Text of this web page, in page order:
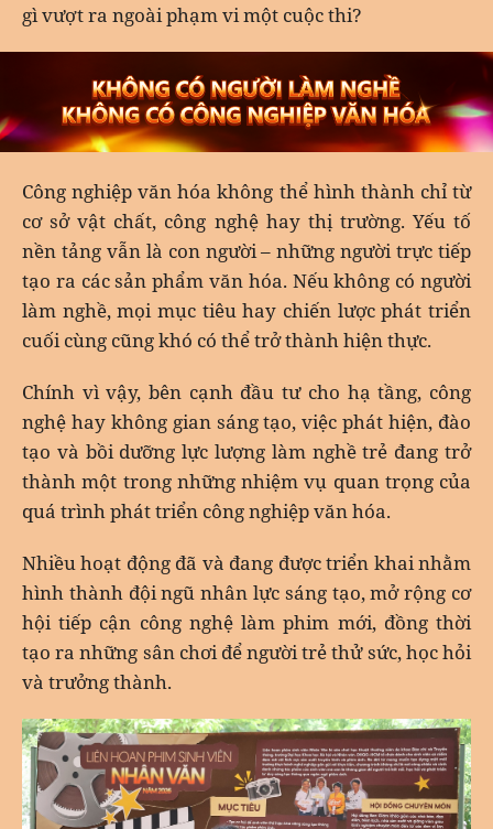
gì vượt ra ngoài phạm vi một cuộc thi?
Công nghiệp văn hóa không thể hình thành chỉ từ
cơ sở vật chất, công nghệ hay thị trường. Yếu tố
nền tảng vẫn là con người – những người trực tiếp
tạo ra các sản phẩm văn hóa. Nếu không có người
làm nghề, mọi mục tiêu hay chiến lược phát triển
cuối cùng cũng khó có thể trở thành hiện thực.
Chính vì vậy, bên cạnh đầu tư cho hạ tầng, công
nghệ hay không gian sáng tạo, việc phát hiện, đào
tạo và bồi dưỡng lực lượng làm nghề trẻ đang trở
thành một trong những nhiệm vụ quan trọng của
quá trình phát triển công nghiệp văn hóa.
Nhiều hoạt động đã và đang được triển khai nhằm
hình thành đội ngũ nhân lực sáng tạo, mở rộng cơ
hội tiếp cận công nghệ làm phim mới, đồng thời
tạo ra những sân chơi để người trẻ thử sức, học hỏi
và trưởng thành.